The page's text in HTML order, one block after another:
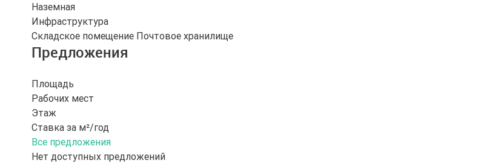
Наземная
Инфраструктура
Складское помещение Почтовое хранилище
Предложения
Площадь
Рабочих мест
Этаж
Ставка за м²/год
Все предложения
Нет доступных предложений